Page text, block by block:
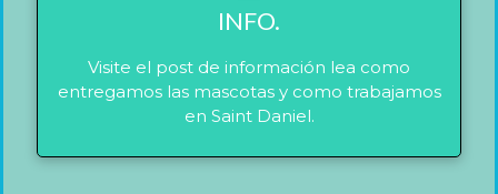
INFO.
Visite el post de información lea como
entregamos las mascotas y como trabajamos
en Saint Daniel.